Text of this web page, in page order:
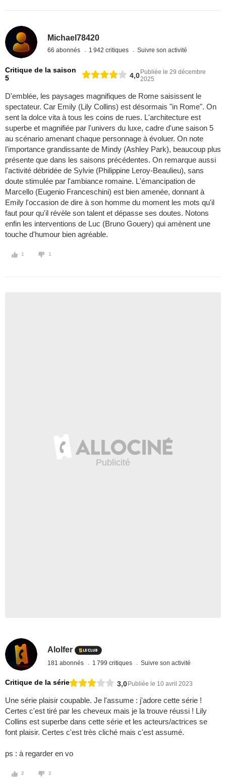
Michael78420
66 abonnés 1 942 critiques Suivre son activité
Critique de la saison
5
4,0Publiée le 29 décembre
2025
D'emblée, les paysages magnifiques de Rome saisissent le
spectateur. Car Emily (Lily Collins) est désormais "in Rome". On
sent la dolce vita à tous les coins de rues. L'architecture est
superbe et magnifiée par l'univers du luxe, cadre d'une saison 5
au scénario amenant chaque personnage à évoluer. On note
l'importance grandissante de Mindy (Ashley Park), beaucoup plus
présente que dans les saisons précédentes. On remarque aussi
l'activité débridée de Sylvie (Philippine Leroy-Beaulieu), sans
doute stimulée par l'ambiance romaine. L'émancipation de
Marcello (Eugenio Franceschini) est bien amenée, donnant à
Emily l'occasion de dire à son homme du moment les mots qu'il
faut pour qu'il révèle son talent et dépasse ses doutes. Notons
enfin les interventions de Luc (Bruno Gouery) qui amènent une
touche d'humour bien agréable.
1 1
Alolfer
181 abonnés 1 799 critiques Suivre son activité
Critique de la série 3,0 Publiée le 10 avril 2023
Une série plaisir coupable. Je l'assume : j'adore cette série !
Certes c'est tiré par les cheveux mais je la trouve réussi ! Lily
Collins est superbe dans cette série et les acteurs/actrices se
font plaisir. Certes c'est très cliché mais c'est assumé.
ps : à regarder en vo
2 2